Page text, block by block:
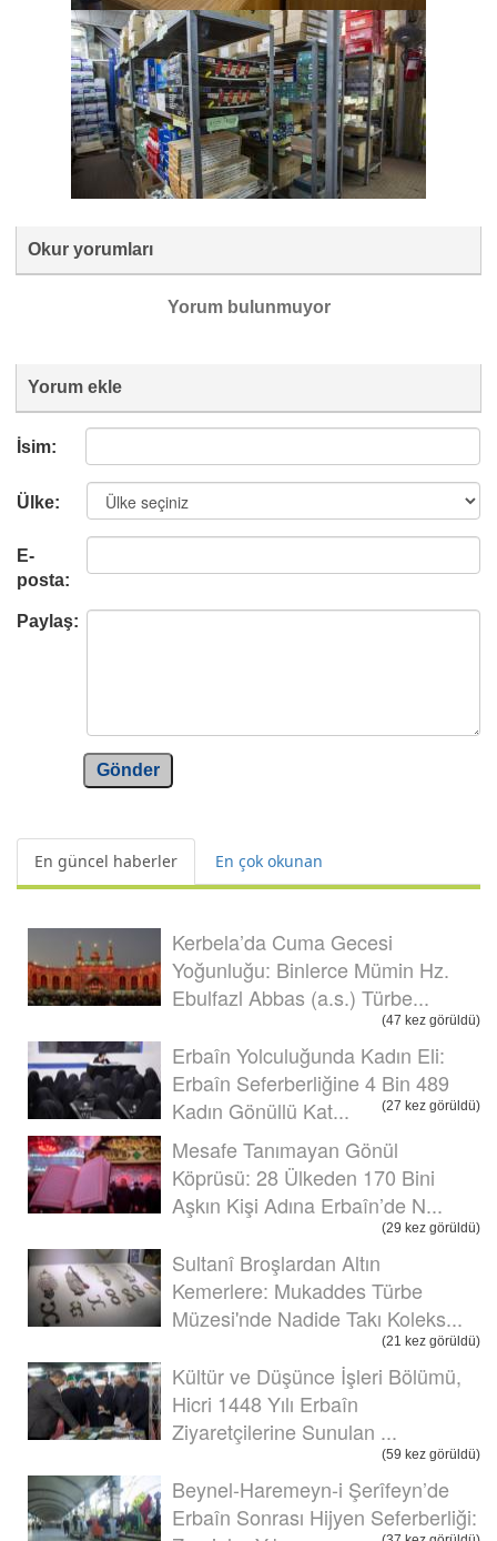
Okur yorumları
Yorum bulunmuyor
Yorum ekle
İsim:
Ülke:
E-
posta:
Paylaş:
Gönder
En güncel haberler En çok okunan
Kerbela’da Cuma Gecesi
Yoğunluğu: Binlerce Mümin Hz.
Ebulfazl Abbas (a.s.) Türbe...
(47 kez görüldü)
Erbaîn Yolculuğunda Kadın Eli:
Erbaîn Seferberliğine 4 Bin 489
Kadın Gönüllü Kat...
(27 kez görüldü)
Mesafe Tanımayan Gönül
Köprüsü: 28 Ülkeden 170 Bini
Aşkın Kişi Adına Erbaîn’de N...
(29 kez görüldü)
Sultanî Broşlardan Altın
Kemerlere: Mukaddes Türbe
Müzesi'nde Nadide Takı Koleks...
(21 kez görüldü)
Kültür ve Düşünce İşleri Bölümü,
Hicri 1448 Yılı Erbaîn
Ziyaretçilerine Sunulan ...
(59 kez görüldü)
Beynel-Haremeyn-i Şerîfeyn’de
Erbaîn Sonrası Hijyen Seferberliği: